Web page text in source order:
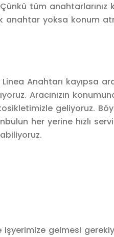
tüm anahtarlarınız
anahtar yoksa konum
Linea Anahtarı kayıpsa
Aracınızın
geliyoruz.
her yerine hızlı
gelmesi